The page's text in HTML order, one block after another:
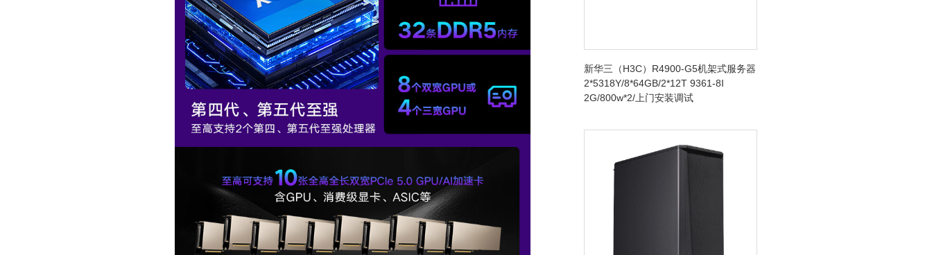
新华三（H3C）R4900-G5机架式服务器
2*5318Y/8*64GB/2*12T 9361-8I
2G/800w*2/上门安装调试